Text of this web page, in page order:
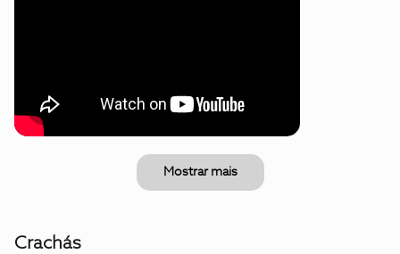
Mostrar mais
Crachás